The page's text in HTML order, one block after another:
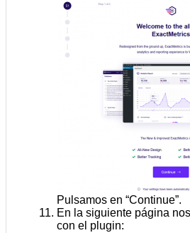
Pulsamos en “Continue”.
En la siguiente página
con el plugin: